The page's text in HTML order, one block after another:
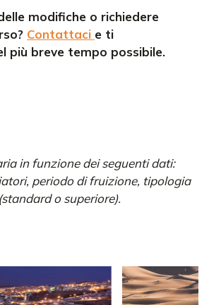
modifiche o richiedere
Contattaci e ti
più breve tempo possibile.
in funzione dei seguenti dati:
periodo di fruizione, tipologia
o superiore).